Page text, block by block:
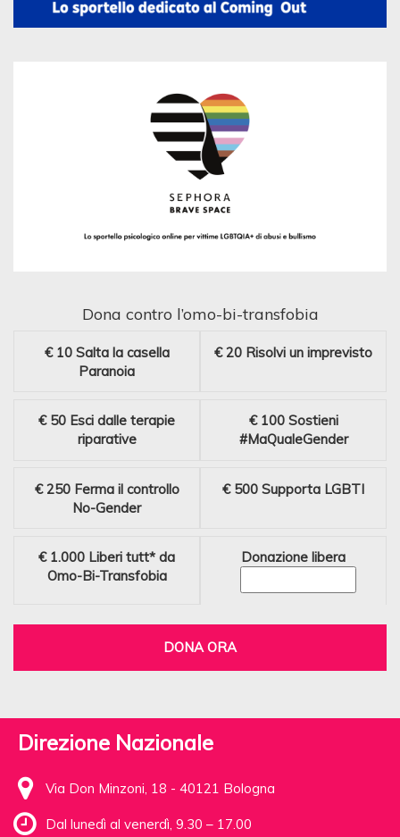
Dona contro l’omo-bi-transfobia
€ 10 Salta la casella
Paranoia
€ 20 Risolvi un imprevisto
€ 50 Esci dalle terapie
riparative
€ 100 Sostieni
#MaQualeGender
€ 250 Ferma il controllo
No-Gender
€ 500 Supporta LGBTI
€ 1.000 Liberi tutt* da
Omo-Bi-Transfobia
Donazione libera
DONA ORA
Direzione Nazionale
Via Don Minzoni, 18 - 40121 Bologna
Dal lunedì al venerdì, 9.30 – 17.00